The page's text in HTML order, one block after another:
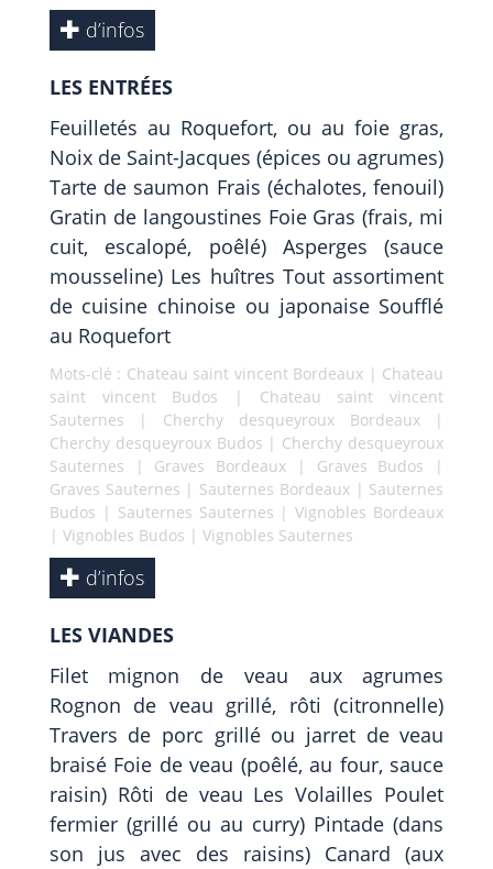
d’infos
LES ENTRÉES
Feuilletés au Roquefort, ou au foie gras,
Noix de Saint-Jacques (épices ou agrumes)
Tarte de saumon Frais (échalotes, fenouil)
Gratin de langoustines Foie Gras (frais, mi
cuit, escalopé, poêlé) Asperges (sauce
mousseline) Les huîtres Tout assortiment
de cuisine chinoise ou japonaise Soufflé
au Roquefort
Mots-clé : Chateau saint vincent Bordeaux | Chateau
saint vincent Budos | Chateau saint vincent
Sauternes | Cherchy desqueyroux Bordeaux|
Cherchy desqueyroux Budos | Cherchy desqueyroux
Sauternes | Graves Bordeaux | Graves Budos |
Graves Sauternes | Sauternes Bordeaux| Sauternes
Budos | Sauternes Sauternes |Vignobles Bordeaux
| Vignobles Budos | Vignobles Sauternes
d’infos
LES VIANDES
Filet mignon de veau aux agrumes
Rognon de veau grillé, rôti (citronnelle)
Travers de porc grillé ou jarret de veau
braisé Foie de veau (poêlé, au four, sauce
raisin) Rôti de veau Les Volailles Poulet
fermier (grillé ou au curry) Pintade (dans
son jus avec des raisins) Canard (aux